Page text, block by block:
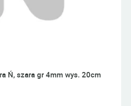
Ń, szara gr 4mm wys. 20cm